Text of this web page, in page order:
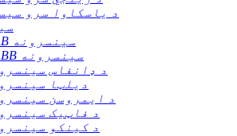
د یاسکاوا سرو
د AB سینسرونه
د ABB سینسرونه
د ډانفاس
دیلټا
د ایمروسن
د فاټیک
د کینکو